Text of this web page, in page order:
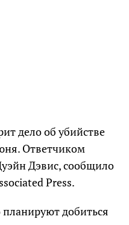
дело об убийстве
Ответчиком
Дэвис, сообщило
Press.
добиться